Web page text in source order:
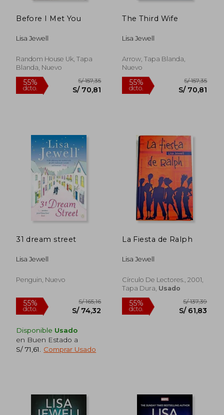
55%
dcto.
S/ 156,02
S/ 70,21
55%
dcto.
S/ 156,26
dcto.
Before I Met You
Lisa Jewell
Random House Uk, Tapa
Blanda, Nuevo
The Third Wife
Lisa Jewell
Arrow, Tapa Blanda,
Nuevo
31 dream street
Lisa Jewell
Penguin, Nuevo
Disponible Usado
en Buen Estado a
S/ 71,61
Comprar Usado
La Fiesta de Ralph
Lisa Jewell
Círculo De Lectores., 2001,
Tapa Dura, Usado